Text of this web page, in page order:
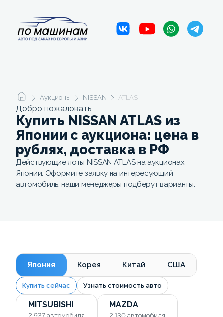
Аукционы NISSAN ATLAS
Добро пожаловать
Купить NISSAN ATLAS из
Японии с аукциона: цена в
рублях, доставка в РФ
Действующие лоты NISSAN ATLAS на аукционах
Японии. Оформите заявку на интересующий
автомобиль, наши менеджеры подберут варианты.
Япония Корея Китай США
Купить сейчас Узнать стоимость авто
MITSUBISHI
2 937 автомобиля
MAZDA
2 130 автомобиля